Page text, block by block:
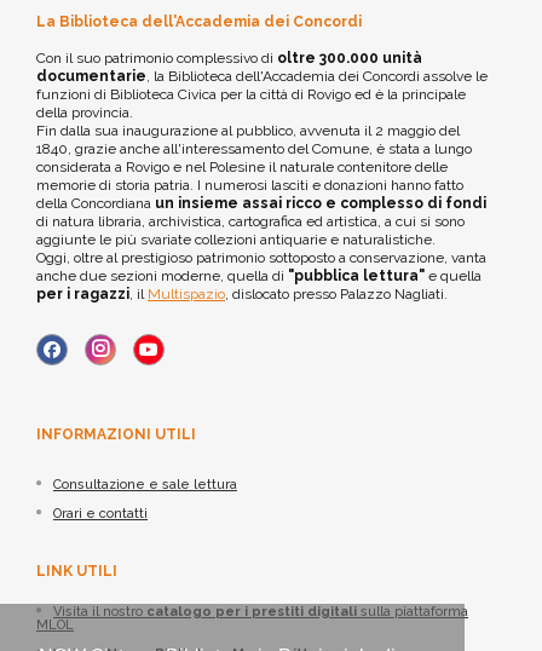
La Biblioteca dell'Accademia dei Concordi
Con il suo patrimonio complessivo di oltre 300.000 unità
documentarie, la Biblioteca dell'Accademia dei Concordi assolve le
funzioni di Biblioteca Civica per la città di Rovigo ed è la principale
della provincia.
Fin dalla sua inaugurazione al pubblico, avvenuta il 2 maggio del
1840, grazie anche all'interessamento del Comune, è stata a lungo
considerata a Rovigo e nel Polesine il naturale contenitore delle
memorie di storia patria. I numerosi lasciti e donazioni hanno fatto
della Concordiana un insieme assai ricco e complesso di fondi
di natura libraria, archivistica, cartografica ed artistica, a cui si sono
aggiunte le più svariate collezioni antiquarie e naturalistiche.
Oggi, oltre al prestigioso patrimonio sottoposto a conservazione, vanta
anche due sezioni moderne, quella di "pubblica lettura" e quella
per i ragazzi, il Multispazio, dislocato presso Palazzo Nagliati.
INFORMAZIONI UTILI
Consultazione e sale lettura
Orari e contatti
LINK UTILI
Visita il nostro catalogo per i prestiti digitali sulla piattaforma
MLOL